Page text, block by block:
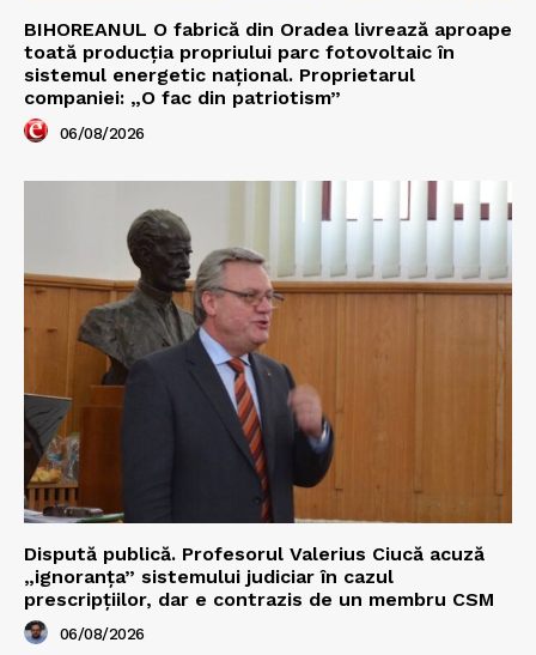
BIHOREANUL O fabrică din Oradea livrează aproape
toată producția propriului parc fotovoltaic în
sistemul energetic național. Proprietarul
companiei: „O fac din patriotism”
06/08/2026
Dispută publică. Profesorul Valerius Ciucă acuză
„ignoranța” sistemului judiciar în cazul
prescripțiilor, dar e contrazis de un membru CSM
06/08/2026